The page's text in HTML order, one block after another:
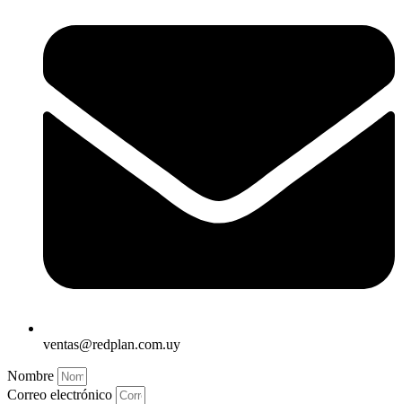
ventas@redplan.com.uy
Nombre
Correo electrónico